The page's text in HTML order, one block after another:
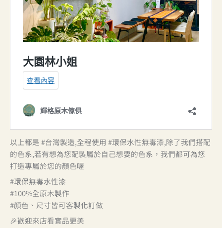
以上都是 #台灣製造,全程使用 #環保水性無毒漆,除了我們搭配
的色系,若有想為您配製屬於自己想要的色系，我們都可為您
打造專屬於您的顏色喔
#環保無毒水性漆
#100%全原木製作
#顏色、尺寸皆可客製化訂做
🎉歡迎來店看實品更美